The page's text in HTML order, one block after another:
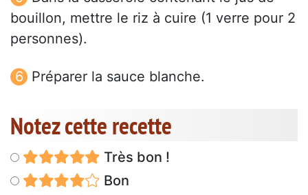
bouillon, mettre le riz à cuire (1 verre pour 2
personnes).
Préparer la sauce blanche.
Notez cette recette
Très bon !
Bon